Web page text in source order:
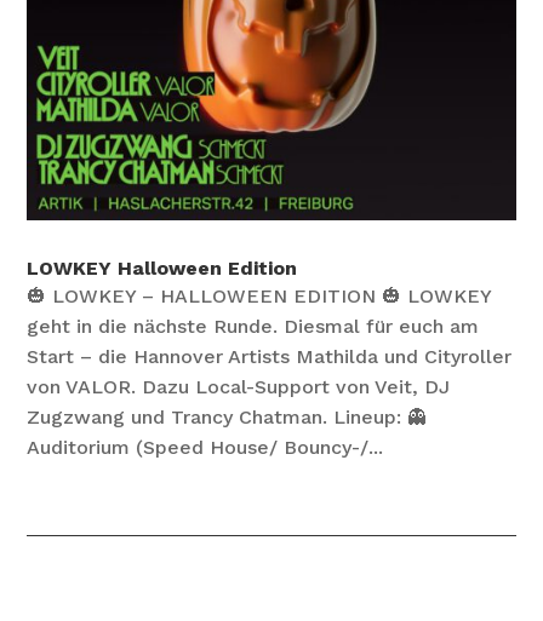
LOWKEY Halloween Edition
🎃 LOWKEY – HALLOWEEN EDITION 🎃 LOWKEY
geht in die nächste Runde. Diesmal für euch am
Start – die Hannover Artists Mathilda und Cityroller
von VALOR. Dazu Local-Support von Veit, DJ
Zugzwang und Trancy Chatman. Lineup: 👻
Auditorium (Speed House/ Bouncy-/...